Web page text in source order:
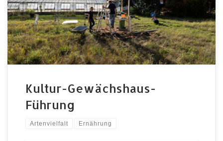
Gewächshaus des ehemaligen Gartenbaubetriebs
Gumbmann und die anliegende Wiese wieder. Die
Fläche wird als Urban Garding Projekt nach
Permakulturprinzipien umgestaltet. Ein Hofladen, […]
Kultur-Gewächshaus-
Führung
Artenvielfalt Ernährung